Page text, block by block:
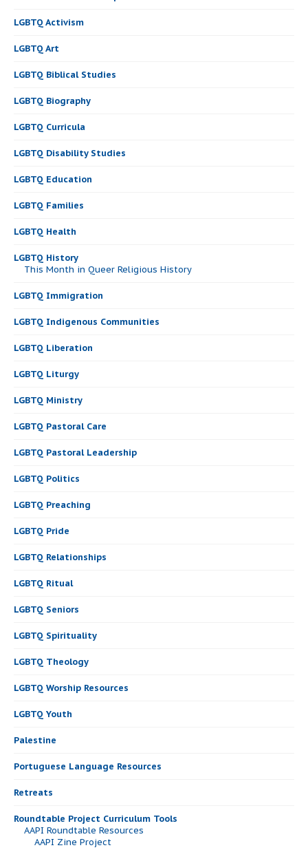
LGBTQ Activism
LGBTQ Art
LGBTQ Biblical Studies
LGBTQ Biography
LGBTQ Curricula
LGBTQ Disability Studies
LGBTQ Education
LGBTQ Families
LGBTQ Health
LGBTQ History
This Month in Queer Religious History
LGBTQ Immigration
LGBTQ Indigenous Communities
LGBTQ Liberation
LGBTQ Liturgy
LGBTQ Ministry
LGBTQ Pastoral Care
LGBTQ Pastoral Leadership
LGBTQ Politics
LGBTQ Preaching
LGBTQ Pride
LGBTQ Relationships
LGBTQ Ritual
LGBTQ Seniors
LGBTQ Spirituality
LGBTQ Theology
LGBTQ Worship Resources
LGBTQ Youth
Palestine
Portuguese Language Resources
Retreats
Roundtable Project Curriculum Tools
AAPI Roundtable Resources
AAPI Zine Project